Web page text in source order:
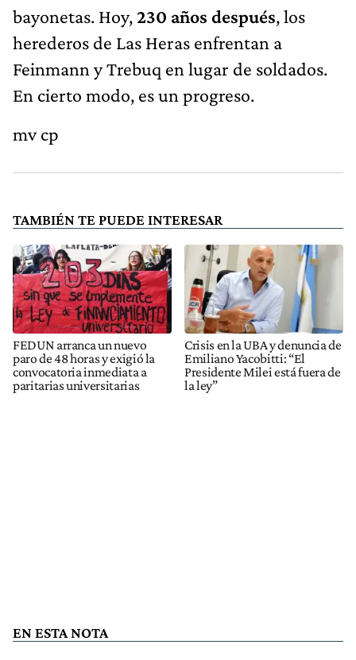
bayonetas. Hoy,230 años después, los
herederos de Las Heras enfrentan a
Feinmann y Trebuq en lugar de soldados.
En cierto modo, es un progreso.
mv cp
TAMBIÉN TE PUEDE INTERESAR
FEDUN arranca un nuevo
paro de 48 horas y exigió la
convocatoria inmediata a
paritarias universitarias
Crisis en la UBA y denuncia de
Emiliano Yacobitti: “El
Presidente Milei está fuera de
la ley”
EN ESTA NOTA